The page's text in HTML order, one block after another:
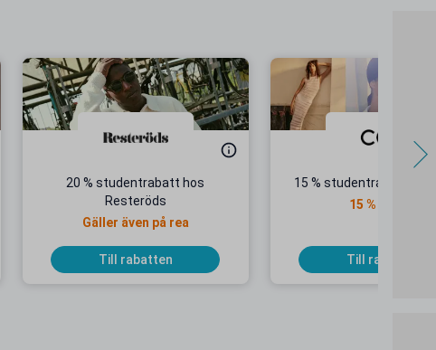
20 % studentrabatt hos
Resteröds
Gäller även på rea
Till rabatten
15 % studentrabatt på
15 % rabatt
Till rabatten